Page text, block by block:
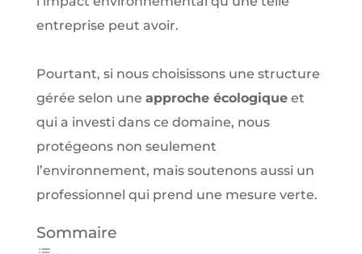
entreprise peut avoir.
Pourtant, si nous choisissons une structure
gérée selon une approche écologiqueet
qui a investi dans ce domaine, nous
protégeons non seulement
l’environnement, mais soutenons aussi un
professionnel qui prend une mesure verte.
Sommaire